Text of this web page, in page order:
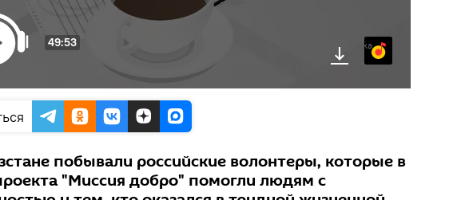
49:53 Яндекс.Музыка
побывали российские волонтеры, которые в
"Миссия добро" помогли людям с